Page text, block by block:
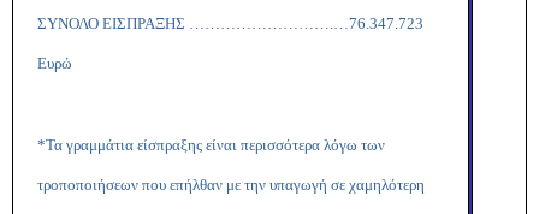
ΣΥΝΟΛΟ ΕΙΣΠΡΑΞΗΣ ……………………….…76.347.723
Ευρώ
*Τα γραμμάτια είσπραξης είναι περισσότερα λόγω των
τροποποιήσεων που επήλθαν με την υπαγωγή σε χαμηλότερη